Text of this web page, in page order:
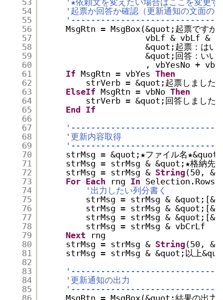
53
54
55
56
57
58
59
60
61
62
63
64
65
66
67
68
69
70
71
72
73
74
75
76
77
78
79
80
81
82
83
84
85
'★依頼文を変えたい場合はここを変更す
'起票か回答か確認（更新通知の文面の
MsgRtn = MsgBox(&quot;起票ですか
vbLf & vbLf & _
&quot;起票：は
&quot;回答：い
, vbYesNo +
If MsgRtn = vbYes Then
strVerb = &quot;起票しました
ElseIf MsgRtn = vbNo Then
strVerb = &quot;回答しました
End
If
'更新内容取得
strMsg = &quot;★ファイル名
strMsg = strMsg & &quot;★格納
strMsg = strMsg & String(50,
For Each rng In Selection.Rows
'出力したい列分書く
strMsg = strMsg &
strMsg = strMsg &
strMsg = strMsg &
strMsg = strMsg & vbCrLf
Next
rng
strMsg = strMsg & String(50,
strMsg = strMsg & &quot;以上
'更新通知の出力